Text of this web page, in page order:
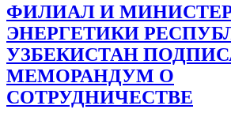
ФИЛИАЛ И
ЭНЕРГЕТИКИ
УЗБЕКИСТАН
МЕМОРАНДУМ О
СОТРУДНИЧЕСТВЕ